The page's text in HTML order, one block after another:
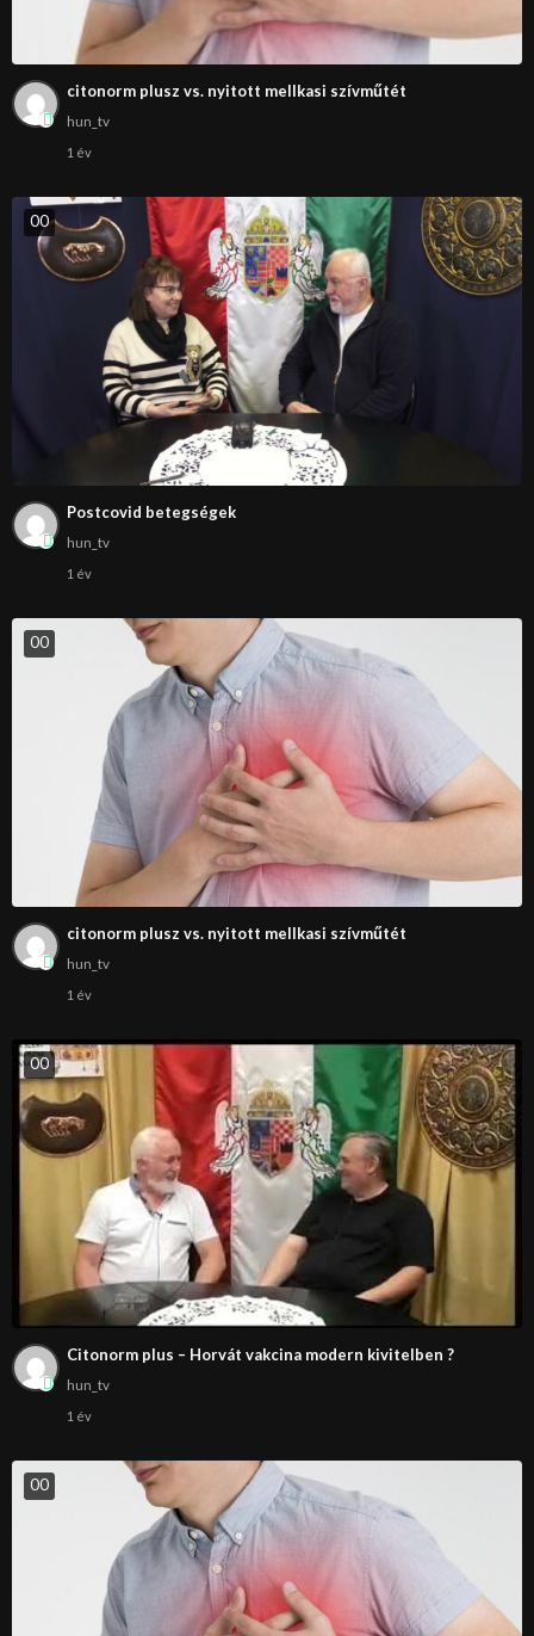
citonorm plusz vs. nyitott mellkasi szívműtét
hun_tv
1 év
00
Postcovid betegségek
hun_tv
1 év
00
citonorm plusz vs. nyitott mellkasi szívműtét
hun_tv
1 év
00
Citonorm plus – Horvát vakcina modern kivitelben ?
hun_tv
1 év
00